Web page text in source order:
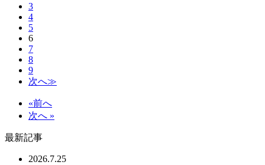
3
4
5
6
7
8
9
次へ≫
«前へ
次へ »
最新記事
2026.7.25